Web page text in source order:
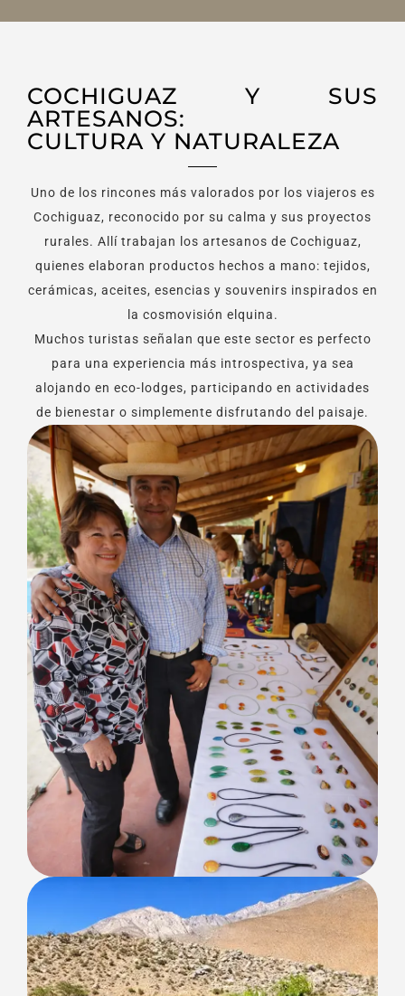
COCHIGUAZ Y SUS
ARTESANOS:
CULTURA Y NATURALEZA
Uno de los rincones más valorados por los viajeros es
Cochiguaz, reconocido por su calma y sus proyectos
rurales. Allí trabajan los artesanos de Cochiguaz,
quienes elaboran productos hechos a mano: tejidos,
cerámicas, aceites, esencias y souvenirs inspirados en
la cosmovisión elquina.
Muchos turistas señalan que este sector es perfecto
para una experiencia más introspectiva, ya sea
alojando en eco-lodges, participando en actividades
de bienestar o simplemente disfrutando del paisaje.